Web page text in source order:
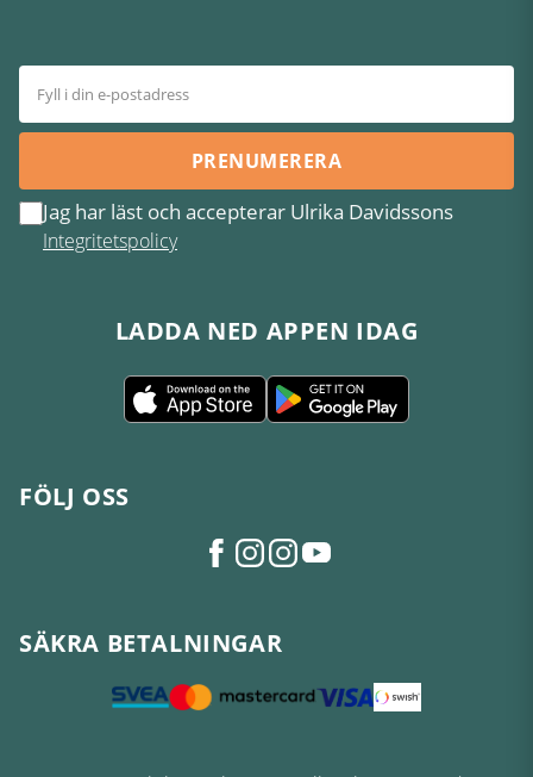
PRENUMERERA
Jag har läst och accepterar Ulrika Davidssons
Integritetspolicy
LADDA NED APPEN IDAG
FÖLJ OSS
SÄKRA BETALNINGAR